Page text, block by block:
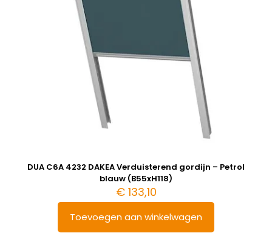
DUA C6A 4232 DAKEA Verduisterend gordijn – Petrol
blauw (B55xH118)
€133,10
Toevoegen aan winkelwagen